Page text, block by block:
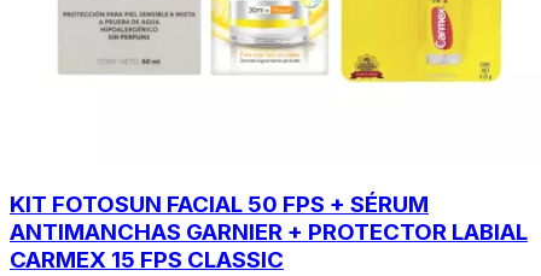
KIT FOTOSUN FACIAL 50 FPS + SÉRUM
ANTIMANCHAS GARNIER + PROTECTOR LABIAL
CARMEX 15 FPS CLASSIC